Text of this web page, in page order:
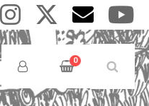
Anonymous
Users
Menu
0